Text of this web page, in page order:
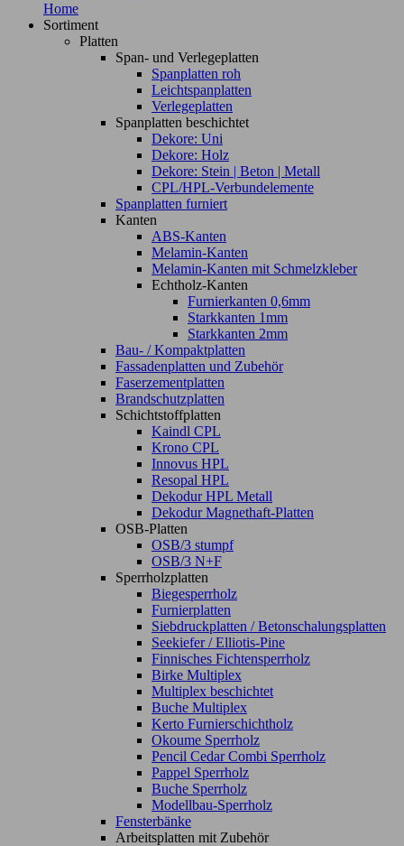
Home
Sortiment
Platten
Span- und Verlegeplatten
Spanplatten roh
Leichtspanplatten
Verlegeplatten
Spanplatten beschichtet
Dekore: Uni
Dekore: Holz
Dekore: Stein | Beton | Metall
CPL/HPL-Verbundelemente
Spanplatten furniert
Kanten
ABS-Kanten
Melamin-Kanten
Melamin-Kanten mit Schmelzkleber
Echtholz-Kanten
Furnierkanten 0,6mm
Starkkanten 1mm
Starkkanten 2mm
Bau- / Kompaktplatten
Fassadenplatten und Zubehör
Faserzementplatten
Brandschutzplatten
Schichtstoffplatten
Kaindl CPL
Krono CPL
Innovus HPL
Resopal HPL
Dekodur HPL Metall
Dekodur Magnethaft-Platten
OSB-Platten
OSB/3 stumpf
OSB/3 N+F
Sperrholzplatten
Biegesperrholz
Furnierplatten
Siebdruckplatten / Betonschalungsplatten
Seekiefer / Elliotis-Pine
Finnisches Fichtensperrholz
Birke Multiplex
Multiplex beschichtet
Buche Multiplex
Kerto Furnierschichtholz
Okoume Sperrholz
Pencil Cedar Combi Sperrholz
Pappel Sperrholz
Buche Sperrholz
Modellbau-Sperrholz
Fensterbänke
Arbeitsplatten mit Zubehör